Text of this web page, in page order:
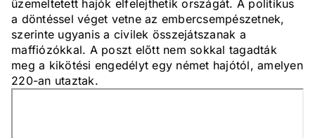
üzemeltetett hajók elfelejthetik országát. A politikus
a döntéssel véget vetne az embercsempészetnek,
szerinte ugyanis a civilek összejátszanak a
maffiózókkal. A poszt előtt nem sokkal tagadták
meg a kikötési engedélyt egy német hajótól, amelyen
220-an utaztak.